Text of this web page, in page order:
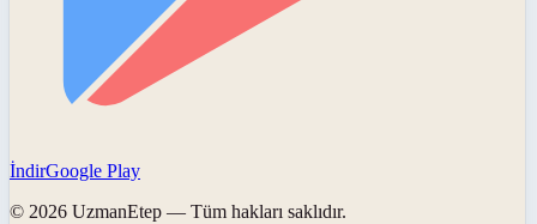
İndirGoogle Play
© 2026 UzmanEtep — Tüm hakları saklıdır.